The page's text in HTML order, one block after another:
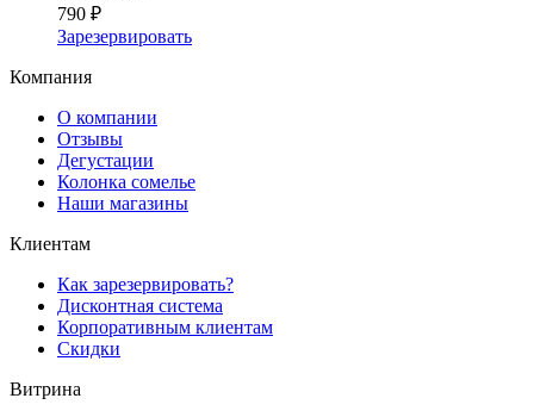
790 ₽
Зарезервировать
Компания
О компании
Отзывы
Дегустации
Колонка сомелье
Наши магазины
Клиентам
Как зарезервировать?
Дисконтная система
Корпоративным клиентам
Скидки
Витрина